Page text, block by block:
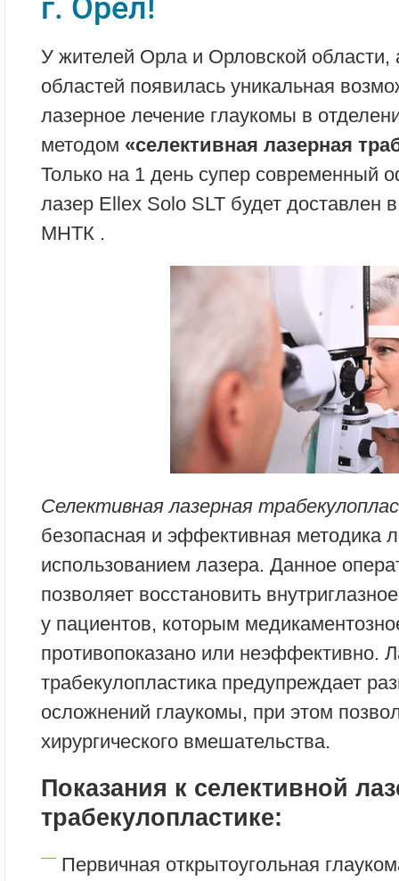
г. Орёл!
У жителей Орла и Орловской
областей появилась уникальная
лазерное лечение глаукомы в
методом «селективная лазерная
Только на 1 день супер современный
лазер Ellex Solo SLT будет доставлен
МНТК .
Селективная лазерная
безопасная и эффективная методика
использованием лазера. Данное
позволяет восстановить
у пациентов, которым
противопоказано или неэффективно.
трабекулопластика предупреждает
осложнений глаукомы, при этом
хирургического вмешательства.
Показания к селективной
трабекулопластике:
Первичная открытоугольная